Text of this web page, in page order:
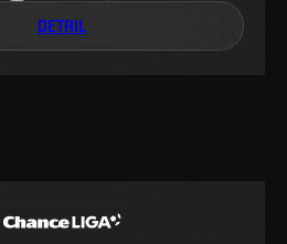
DETAIL